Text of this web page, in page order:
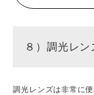
８）調光レ
調光レンズは非常に